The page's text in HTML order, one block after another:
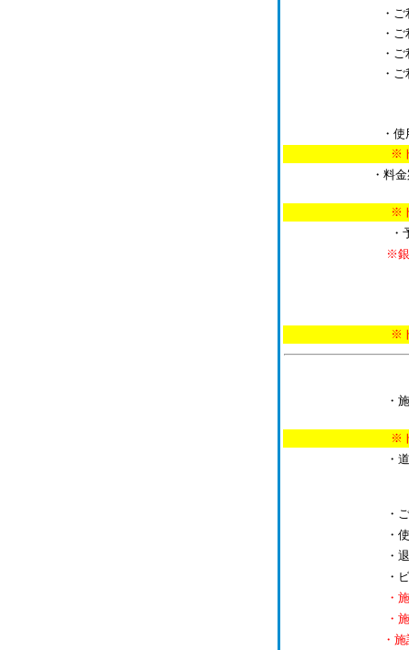
・ご利用希望
・ご利用者（代
・ご利用内
・ご利用
・使用予定日の
※トレーニングジ
・料
※トレーニングジ
・予約のキャン
※銀
※トレーニングジ
・
※トレーニングジ
・
・
・
・
・
・
・
・